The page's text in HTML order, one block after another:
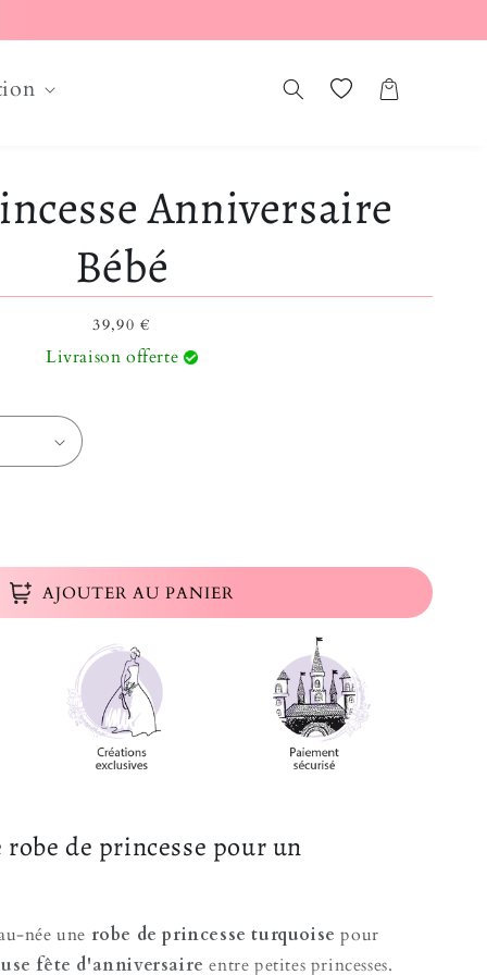
Liste de souhaits
Panier
Anniversaire
Bébé
Prix habituel
39,90 €
Livraison offerte
AJOUTER AU PANIER
de princesse pour un
née une robe de princesse turquoise pour
fête d'anniversaire entre petites princesses.